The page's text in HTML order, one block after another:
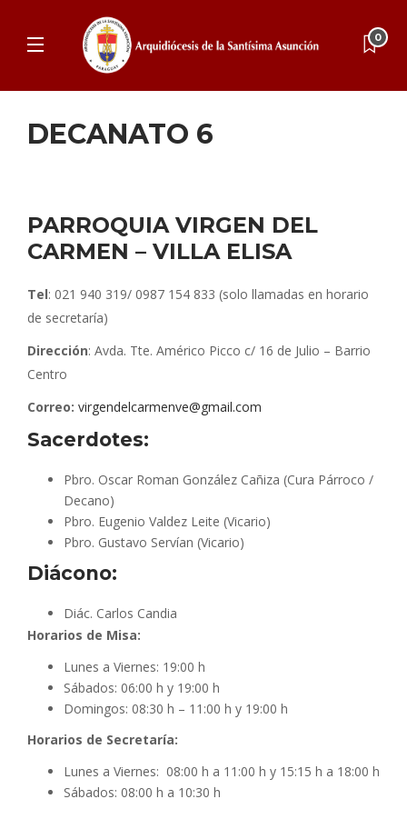
0
DECANATO 6
PARROQUIA VIRGEN DEL
CARMEN – VILLA ELISA
Tel: 021 940 319/ 0987 154 833 (solo llamadas en horario
de secretaría)
Dirección: Avda. Tte. Américo Picco c/ 16 de Julio – Barrio
Centro
Correo: virgendelcarmenve@gmail.com
Sacerdotes:
Pbro. Oscar Roman González Cañiza (Cura Párroco /
Decano)
Pbro. Eugenio Valdez Leite (Vicario)
Pbro. Gustavo Servían (Vicario)
Diácono:
Diác. Carlos Candia
Horarios de Misa:
Lunes a Viernes: 19:00 h
Sábados: 06:00 h y 19:00 h
Domingos: 08:30 h – 11:00 h y 19:00 h
Horarios de Secretaría:
Lunes a Viernes: 08:00 h a 11:00 h y 15:15 h a 18:00 h
Sábados: 08:00 h a 10:30 h